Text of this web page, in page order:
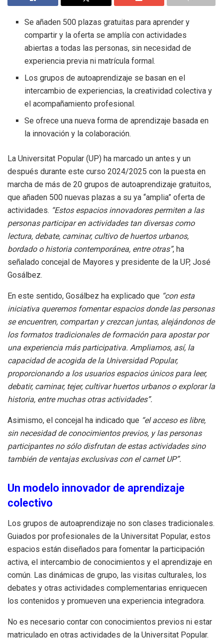
Se añaden 500 plazas gratuitas para aprender y
compartir y la oferta se amplía con actividades
abiertas a todas las personas, sin necesidad de
experiencia previa ni matrícula formal.
Los grupos de autoaprendizaje se basan en el
intercambio de experiencias, la creatividad colectiva y
el acompañamiento profesional.
Se ofrece una nueva forma de aprendizaje basada en
la innovación y la colaboración.
La Universitat Popular (UP) ha marcado un antes y un
después durante este curso 2024/2025 con la puesta en
marcha de más de 20 grupos de autoaprendizaje gratuitos,
que añaden 500 nuevas plazas a su ya “amplia” oferta de
actividades. “Estos espacios innovadores permiten a las
personas participar en actividades tan diversas como
lectura, debate, caminar, cultivo de huertos urbanos,
bordado o historia contemporánea, entre otras”, ha
señalado concejal de Mayores y presidente de la UP, José
Gosálbez.
En este sentido, Gosálbez ha explicado que “con esta
iniciativa queremos fomentar espacios donde las personas
se encuentren, compartan y crezcan juntas, alejándonos de
los formatos tradicionales de formación para apostar por
una experiencia más participativa. Ampliamos, así, la
capacidad de acogida de la Universidad Popular,
proporcionando a los usuarios espacios únicos para leer,
debatir, caminar, tejer, cultivar huertos urbanos o explorar la
historia, entre muchas otras actividades”.
Asimismo, el concejal ha indicado que “el acceso es libre,
sin necesidad de conocimientos previos, y las personas
participantes no sólo disfrutan de estas actividades sino
también de ventajas exclusivas con el carnet UP”.
Un modelo innovador de aprendizaje
colectivo
Los grupos de autoaprendizaje no son clases tradicionales.
Guiados por profesionales de la Universitat Popular, estos
espacios están diseñados para fomentar la participación
activa, el intercambio de conocimientos y el aprendizaje en
común. Las dinámicas de grupo, las visitas culturales, los
debates y otras actividades complementarias enriquecen
los contenidos y promueven una experiencia integradora.
No es necesario contar con conocimientos previos ni estar
matriculado en otras actividades de la Universitat Popular.